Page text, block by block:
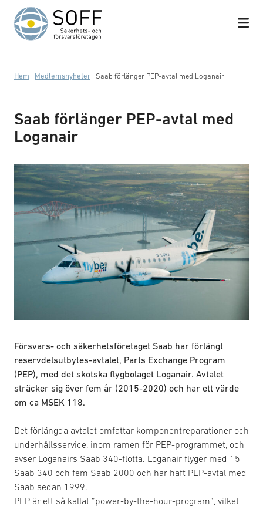
Hoppa till innehåll
Hem Medlemsnyheter Saab förlänger PEP-avtal med Loganair
Saab förlänger PEP-avtal med
Loganair
Försvars- och säkerhetsföretaget Saab har förlängt
reservdelsutbytes-avtalet, Parts Exchange Program
(PEP), med det skotska flygbolaget Loganair. Avtalet
sträcker sig över fem år (2015-2020) och har ett värde
om ca MSEK 118.
Det förlängda avtalet omfattar komponentreparationer och
underhållsservice, inom ramen för PEP-programmet, och
avser Loganairs Saab 340-flotta. Loganair flyger med 15
Saab 340 och fem Saab 2000 och har haft PEP-avtal med
Saab sedan 1999.
PEP är ett så kallat ”power-by-the-hour-program”, vilket